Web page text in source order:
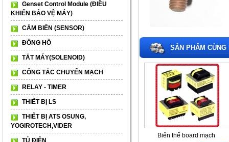
Genset Control Module (ĐIỀU
KHIỂN BẢO VỆ MÁY)
CẢM BIẾN (SENSOR)
ĐỒNG HỒ
TẮT MÁY(SOLENOID)
CÔNG TẮC CHUYỂN MẠCH
RELAY - TIMER
THIẾT BỊ LS
THIẾT BỊ ATS OSUNG,
YOGIROTECH,VIDER
TỦ ĐIỆN
SẢN PHẨM CÙNG
Biến thế board mạch